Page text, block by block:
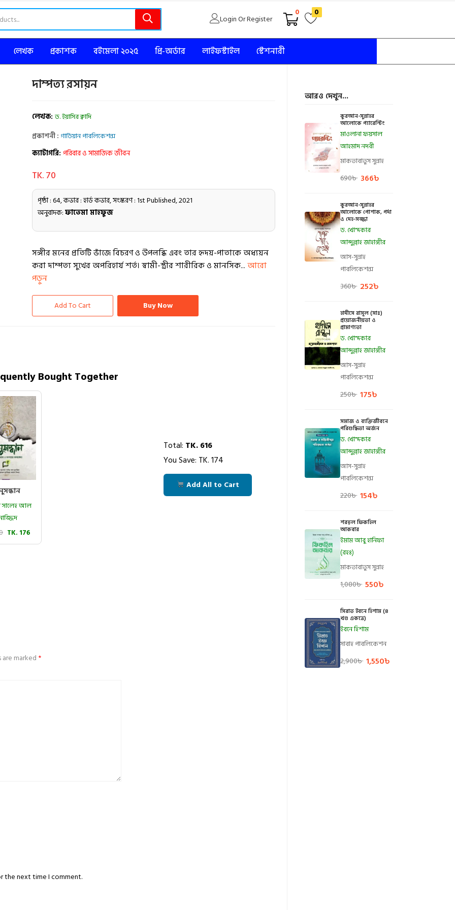
Login Or Register
0 0
লেখক প্রকাশক বইমেলা ২০২৫ প্রি-অর্ডার লাইফস্টাইল স্টেশনারী
আরও দেখুন...
কুরআন-সুন্নাহর
আলোকে প্যারেন্টিং
মাওলানা ফয়সাল
আহমাদ নদবী
মাকতাবাতুস সুন্নাহ
690৳ 366৳
কুরআন-সুন্নাহর
আলোকে পোশাক, পর্দা
ও দেহ-সজ্জা
ড. খোন্দকার
আব্দুল্লাহ জাহাঙ্গীর
আস-সুন্নাহ
পাবলিকেশন্স
360৳ 252৳
হাদীসে রাসূল (সাঃ)
প্রয়োজনীয়তা ও
প্রামাণ্যতা
ড. খোন্দকার
আব্দুল্লাহ জাহাঙ্গীর
আস-সুন্নাহ
পাবলিকেশন্স
250৳ 175৳
সমাজ ও ব্যক্তিজীবনে
পরিশুদ্ধিতা অর্জন
ড. খোন্দকার
আব্দুল্লাহ জাহাঙ্গীর
আস-সুন্নাহ
পাবলিকেশন্স
220৳ 154৳
শরহুল ফিকহিল
আকবার
ইমাম আবু হানিফা
(রহঃ)
মাকতাবাতুস সুন্নাহ
1,080৳ 550৳
সিরাত ইবনে হিশাম (৪
খণ্ড একত্রে)
ইবনে হিশাম
সাবাহ পাবলিকেশন
2,900৳ 1,550৳
দাম্পত্য রসায়ন
লেখক: ড. ইয়াসির ক্বাদি
প্রকাশনী : গার্ডিয়ান পাবলিকেশন্স
ক্যাটাগরি: পরিবার ও সামাজিক জীবন
TK. 70
পৃষ্ঠা : 64, কভার : হার্ড কভার, সংস্করণ : 1st Published, 2021
অনুবাদক:ফাতেমা মাহফুজ
সঙ্গীর মনের প্রতিটি ভাঁজে বিচরণ ও উপলব্ধি এবং তার হৃদয়-পাতাকে অধ্যয়ন
করা দাম্পত্য সুখের অপরিহার্য শর্ত। স্বামী-স্ত্রীর শারীরিক ও মানসিক...আরো
পড়ুন
Add To Cart Buy Now
Bought Together
সালেহ আল
TK. 176
Total: TK.616
You Save: TK.174
Add All to Cart
marked *
the next time I comment.